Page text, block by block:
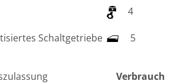
4
Schaltgetriebe 5
Verbrauch